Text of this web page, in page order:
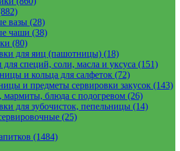
вазы (28)
чаши (38)
(80)
для яиц (пашотницы) (18)
специй, соли, масла и уксуса (151)
и кольца для салфеток (72)
и предметы сервировки закусок (143)
блюда с подогревом (26)
для зубочисток, пепельницы (14)
(25)
(1484)